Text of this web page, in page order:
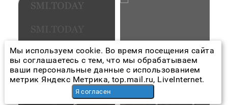
Мы используем cookie. Во время посещения сайта
вы соглашаетесь с тем, что мы обрабатываем
ваши персональные данные с использованием
метрик Яндекс Метрика, top.mail.ru, LiveInternet.
Я согласен